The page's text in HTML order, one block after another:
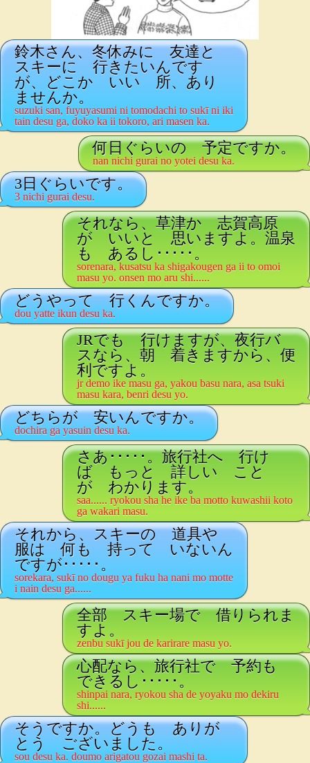
鈴木さん、冬休みに 友達と
スキーに 行きたいんです
が、どこか いい 所、あり
ませんか。
suzuki san, fuyuyasumi ni tomodachi to sukī ni iki
tain desu ga, doko ka ii tokoro, ari masen ka.
何日ぐらいの 予定ですか。
nan nichi gurai no yotei desu ka.
3日ぐらいです。
3 nichi gurai desu.
それなら、草津か 志賀高原
が いいと 思いますよ。温泉
も あるし･････。
sorenara, kusatsu ka shigakougen ga ii to omoi
masu yo. onsen mo aru shi......
どうやって 行くんですか。
dou yatte ikun desu ka.
JRでも 行けますが、夜行バ
スなら、朝 着きますから、便
利ですよ。
jr demo ike masu ga, yakou basu nara, asa tsuki
masu kara, benri desu yo.
どちらが 安いんですか。
dochira ga yasuin desu ka.
さあ･････。旅行社へ 行け
ば もっと 詳しい こと
が わかります。
saa...... ryokou sha he ike ba motto kuwashii koto
ga wakari masu.
それから、スキーの 道具や
服は 何も 持って いないん
ですが･････。
sorekara, sukī no dougu ya fuku ha nani mo motte
i nain desu ga......
全部 スキー場で 借りられま
すよ。
zenbu sukī jou de karirare masu yo.
心配なら、旅行社で 予約も
できるし･････。
shinpai nara, ryokou sha de yoyaku mo dekiru
shi......
そうですか。どうも ありが
とう ございました。
sou desu ka. doumo arigatou gozai mashi ta.